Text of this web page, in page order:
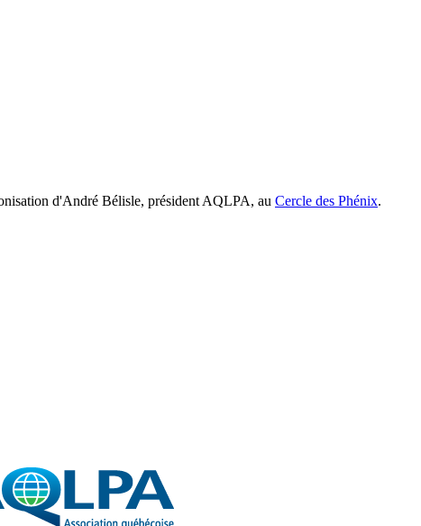
d'André Bélisle, président AQLPA, au Cercle des Phénix.